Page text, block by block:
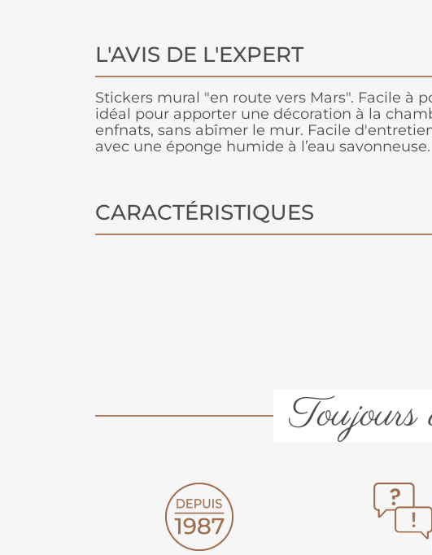
L'AVIS DE L'EXPERT
Stickers mural "en route vers Mars". Facile à
idéal pour apporter une décoration à la
enfnats, sans abîmer le mur. Facile
avec une éponge humide à l’eau savonneuse.
CARACTÉRISTIQUES
Toujours